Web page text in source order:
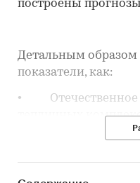
построены прогнозы
Детальным образом
показатели, как:
• Отечественное
тепличных
• Импорт